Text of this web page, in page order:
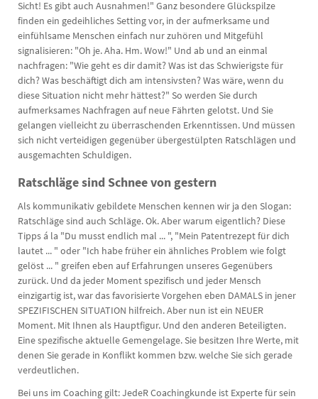
Sicht! Es gibt auch Ausnahmen!" Ganz besondere Glückspilze
finden ein gedeihliches Setting vor, in der aufmerksame und
einfühlsame Menschen einfach nur zuhören und Mitgefühl
signalisieren: "Oh je. Aha. Hm. Wow!" Und ab und an einmal
nachfragen: "Wie geht es dir damit? Was ist das Schwierigste für
dich? Was beschäftigt dich am intensivsten? Was wäre, wenn du
diese Situation nicht mehr hättest?" So werden Sie durch
aufmerksames Nachfragen auf neue Fährten gelotst. Und Sie
gelangen vielleicht zu überraschenden Erkenntissen. Und müssen
sich nicht verteidigen gegenüber übergestülpten Ratschlägen und
ausgemachten Schuldigen.
Ratschläge sind Schnee von gestern
Als kommunikativ gebildete Menschen kennen wir ja den Slogan:
Ratschläge sind auch Schläge. Ok. Aber warum eigentlich? Diese
Tipps á la "Du musst endlich mal ... ", "Mein Patentrezept für dich
lautet ... " oder "Ich habe früher ein ähnliches Problem wie folgt
gelöst ... " greifen eben auf Erfahrungen unseres Gegenübers
zurück. Und da jeder Moment spezifisch und jeder Mensch
einzigartig ist, war das favorisierte Vorgehen eben DAMALS in jener
SPEZIFISCHEN SITUATION hilfreich. Aber nun ist ein NEUER
Moment. Mit Ihnen als Hauptfigur. Und den anderen Beteiligten.
Eine spezifische aktuelle Gemengelage. Sie besitzen Ihre Werte, mit
denen Sie gerade in Konflikt kommen bzw. welche Sie sich gerade
verdeutlichen.
Bei uns im Coaching gilt: JedeR Coachingkunde ist Experte für sein